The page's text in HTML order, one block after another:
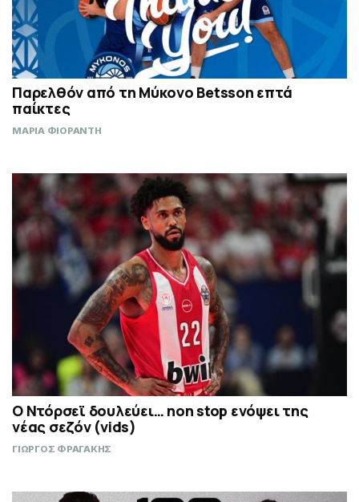
Παρελθόν από τη Μύκονο Betsson επτά
παίκτες
ΜΑΡΙΑ ΦΙΟΡΑΝΤΗ
Ο Ντόρσεϊ δουλεύει… non stop ενόψει της
νέας σεζόν (vids)
ΓΙΩΡΓΟΣ ΦΡΑΓΑΚΗΣ